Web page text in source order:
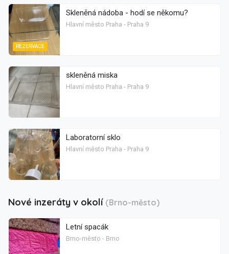
REZERVACE
Skleněná nádoba - hodí se někomu?
Hlavní město Praha - Praha 9
skleněná miska
Hlavní město Praha - Praha 9
Laboratorní sklo
Hlavní město Praha - Praha 9
Nové inzeráty v okolí (Brno-město)
Letní spacák
Brno-město - Brno